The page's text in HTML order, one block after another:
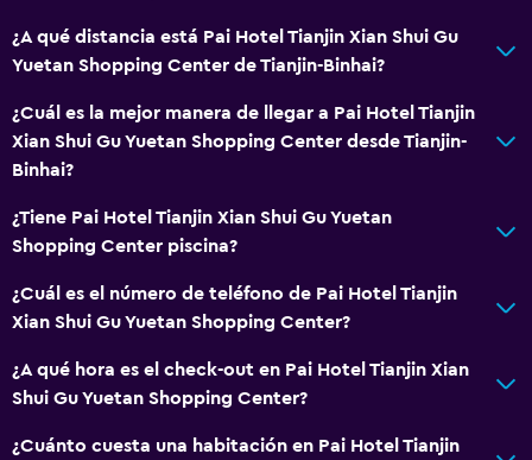
¿A qué distancia está Pai Hotel Tianjin Xian Shui Gu
Yuetan Shopping Center de Tianjin-Binhai?
¿Cuál es la mejor manera de llegar a Pai Hotel Tianjin
Xian Shui Gu Yuetan Shopping Center desde Tianjin-
Binhai?
¿Tiene Pai Hotel Tianjin Xian Shui Gu Yuetan
Shopping Center piscina?
¿Cuál es el número de teléfono de Pai Hotel Tianjin
Xian Shui Gu Yuetan Shopping Center?
¿A qué hora es el check-out en Pai Hotel Tianjin Xian
Shui Gu Yuetan Shopping Center?
¿Cuánto cuesta una habitación en Pai Hotel Tianjin